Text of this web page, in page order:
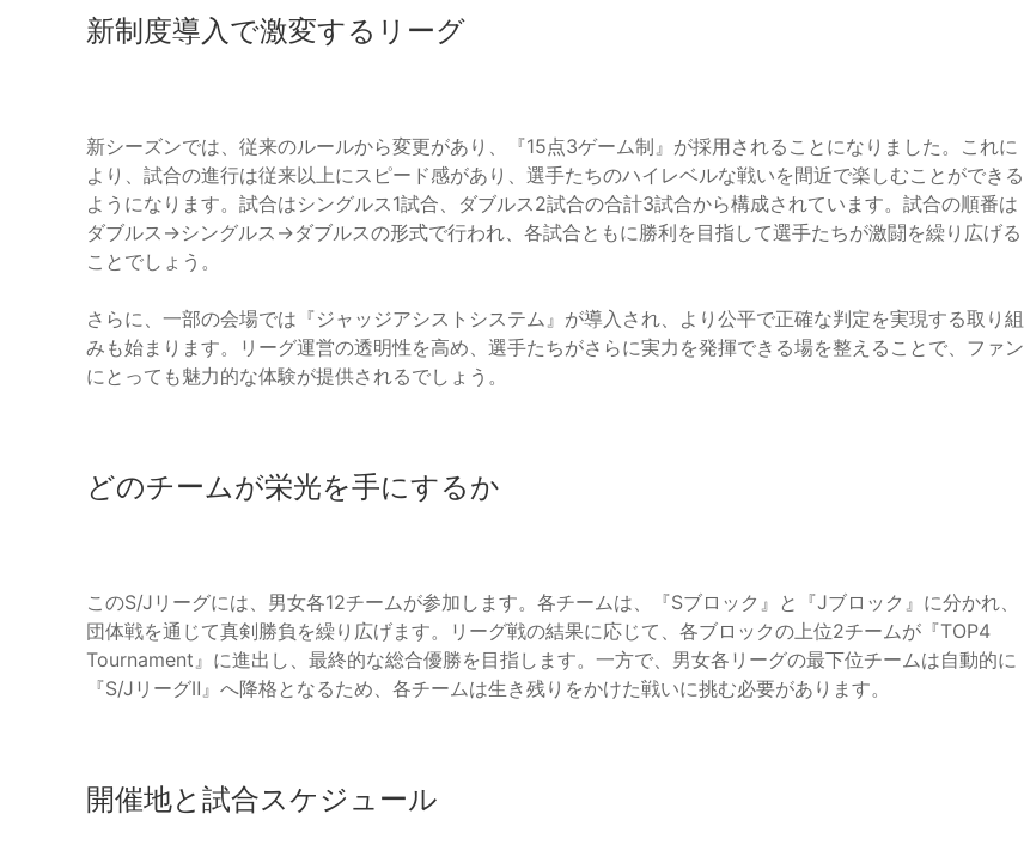
新制度導入で激変するリーグ
新シーズンでは、従来のルールから変更があり、『15点3ゲーム制』が採用されることになりました。これに
より、試合の進行は従来以上にスピード感があり、選手たちのハイレベルな戦いを間近で楽しむことができる
ようになります。試合はシングルス1試合、ダブルス2試合の合計3試合から構成されています。試合の順番は
ダブルス→シングルス→ダブルスの形式で行われ、各試合ともに勝利を目指して選手たちが激闘を繰り広げる
ことでしょう。
さらに、一部の会場では『ジャッジアシストシステム』が導入され、より公平で正確な判定を実現する取り組
みも始まります。リーグ運営の透明性を高め、選手たちがさらに実力を発揮できる場を整えることで、ファン
にとっても魅力的な体験が提供されるでしょう。
どのチームが栄光を手にするか
このS/Jリーグには、男女各12チームが参加します。各チームは、『Sブロック』と『Jブロック』に分かれ、
団体戦を通じて真剣勝負を繰り広げます。リーグ戦の結果に応じて、各ブロックの上位2チームが『TOP4
Tournament』に進出し、最終的な総合優勝を目指します。一方で、男女各リーグの最下位チームは自動的に
『S/JリーグⅡ』へ降格となるため、各チームは生き残りをかけた戦いに挑む必要があります。
開催地と試合スケジュール